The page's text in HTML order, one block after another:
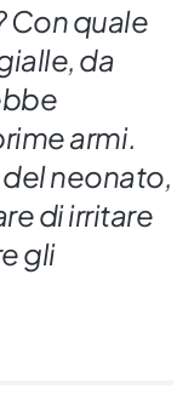
Con quale
da
armi.
neonato,
di irritare
gli